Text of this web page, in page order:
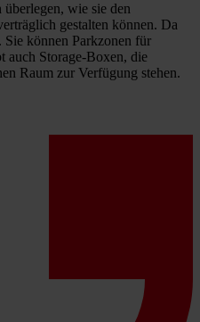
überlegen, wie sie den
gestalten können. Da
Sie können Parkzonen für
auch Storage-Boxen, die
Raum zur Verfügung stehen.